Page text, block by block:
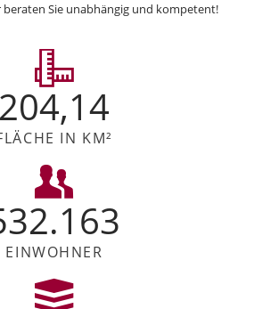
beraten Sie unabhängig und kompetent!
204,14
IN KM²
EINWOHNER